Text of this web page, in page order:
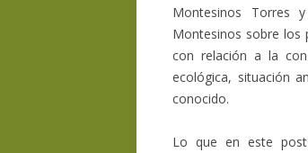
Montesinos Torres
Montesinos sobre los
con relación a la
ecológica, situación
conocido.
Lo que en este